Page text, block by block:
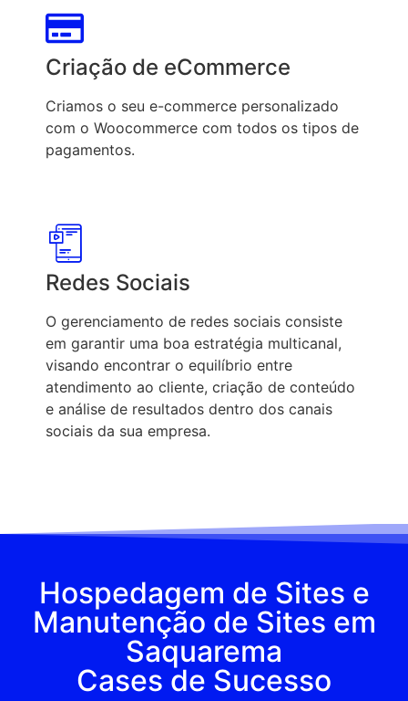
Criação de eCommerce
Criamos o seu e-commerce personalizado
com o Woocommerce com todos os tipos de
pagamentos.
Redes Sociais
O gerenciamento de redes sociais consiste
em garantir uma boa estratégia multicanal,
visando encontrar o equilíbrio entre
atendimento ao cliente, criação de conteúdo
e análise de resultados dentro dos canais
sociais da sua empresa.
Hospedagem de Sites e
Manutenção de Sites em
Saquarema
Cases de Sucesso